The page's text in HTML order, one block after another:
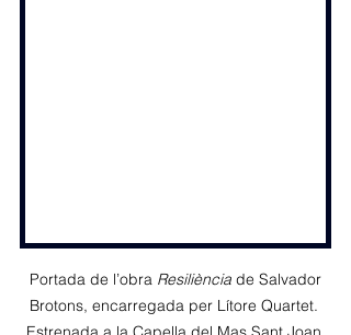
Portada de l’obra Resiliència de Salvador
Brotons, encarregada per Lítore Quartet.